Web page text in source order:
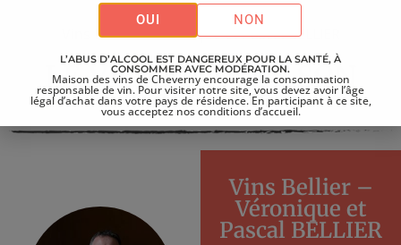
Accueil Vignerons>
Vins Bellier – Véronique et Pascal BELLIER
LE VIGNERON ET SON
DOMAINE
Vins Bellier –
Véronique et
Pascal BELLIER
OUI NON
L’ABUS D’ALCOOL EST DANGEREUX POUR LA SANTÉ, À
CONSOMMER AVEC MODÉRATION.
Maison des vins de Cheverny encourage la consommation
responsable de vin. Pour visiter notre site, vous devez avoir l’âge
légal d’achat dans votre pays de résidence. En participant à ce site,
vous acceptez nos conditions d’accueil.